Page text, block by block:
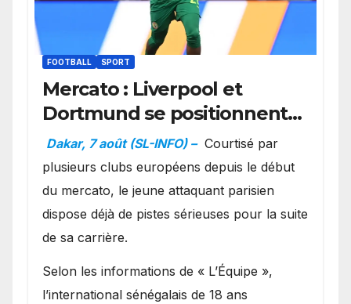
FOOTBALL SPORT
Mercato : Liverpool et
Dortmund se positionnent
en favoris pour recruter
Ibrahim Mbaye
Dakar, 7 août (SL-INFO) – Courtisé par
plusieurs clubs européens depuis le début
du mercato, le jeune attaquant parisien
dispose déjà de pistes sérieuses pour la suite
de sa carrière.
Selon les informations de « L’Équipe »,
l’international sénégalais de 18 ans